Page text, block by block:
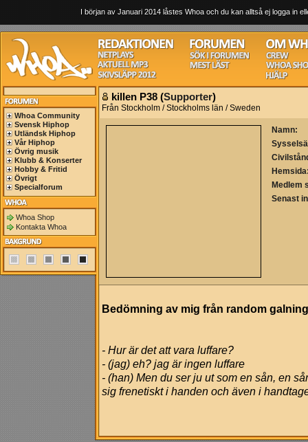
I början av Januari 2014 låstes Whoa och du kan alltså ej logga in
Whoa Community
Svensk Hiphop
Utländsk Hiphop
Vår Hiphop
Övrig musik
Klubb & Konserter
Hobby & Fritid
Övrigt
Specialforum
Whoa Shop
Kontakta Whoa
killen P38 (Supporter)
Från Stockholm / Stockholms län / Sweden
Namn:
Medlem
Senast
Bedömning av mig från random
- Hur är det att vara luffare?
- (jag) eh? jag är ingen luffare
- (han) Men du ser ju ut som en sån, en
sig frenetiskt i handen och även i